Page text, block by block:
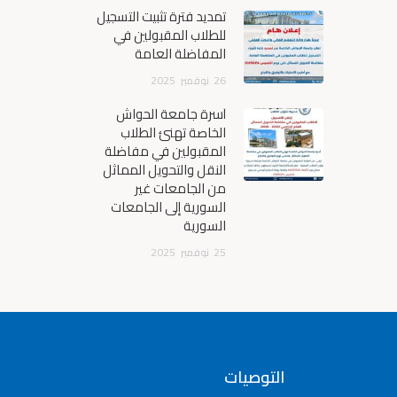
تمديد فترة تثبيت التسجيل
للطلاب المقبولين في
المفاضلة العامة
26 نوفمبر 2025
أسرة جامعة الحواش
الخاصة تهنئ الطلاب
المقبولين في مفاضلة
النقل والتحويل المماثل
من الجامعات غير
السورية إلى الجامعات
السورية
25 نوفمبر 2025
التوصيات